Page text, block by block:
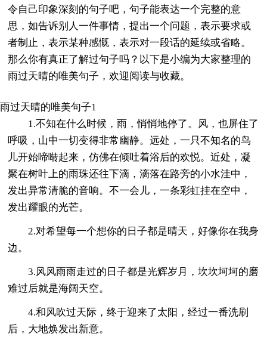
令自己印象深刻的句子吧，句子能表达一个完整的意
思，如告诉别人一件事情，提出一个问题，表示要求或
者制止，表示某种感慨，表示对一段话的延续或省略。
那么你有真正了解过句子吗？以下是小编为大家整理的
雨过天晴的唯美句子，欢迎阅读与收藏。
雨过天晴的唯美句子1
1.不知在什么时候，雨，悄悄地停了。风，也屏住了
呼吸，山中一切变得非常幽静。远处，一只不知名的鸟
儿开始啼啭起来，仿佛在倾吐着浴后的欢悦。近处，凝
聚在树叶上的雨珠还往下滴，滴落在路旁的小水洼中，
发出异常清脆的音响。不一会儿，一条彩虹挂在空中，
发出耀眼的光芒。
2.对希望每一个想你的日子都是晴天，好像你在我身
边。
3.风风雨雨走过的日子都是光辉岁月，坎坎坷坷的磨
难过后就是海阔天空。
4.和风吹过天际，终于迎来了太阳，经过一番洗刷
后，大地焕发出新意。